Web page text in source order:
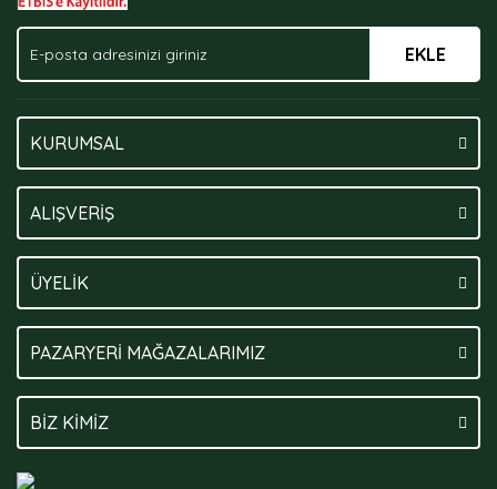
EKLE
KURUMSAL
ALIŞVERİŞ
ÜYELİK
PAZARYERİ MAĞAZALARIMIZ
BİZ KİMİZ